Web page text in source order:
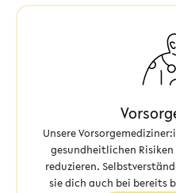
Unsere
gesundheitlichen
reduzieren.
sie dich auch bei bereits